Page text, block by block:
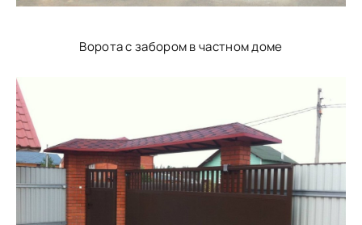
Ворота с забором в частном доме